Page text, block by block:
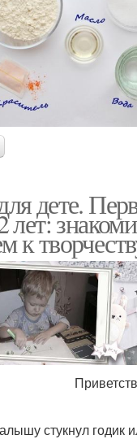
дете.
лет:
к
вас,
стукнул годик